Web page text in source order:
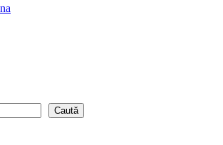
Caută